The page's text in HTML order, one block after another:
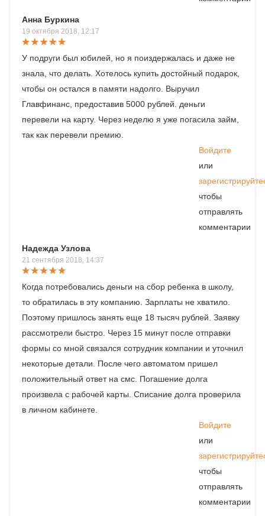
Анна Буркина
19 октября 2018, 12:17
У подруги был юбилей, но я поиздержалась и даже не
знала, что делать. Хотелось купить достойный подарок,
чтобы он остался в памяти надолго. Выручил
Главфинанс, предоставив 5000 рублей. деньги
перевели на карту. Через неделю я уже погасила займ,
так как перевели премию.
Войдите
или
чтобы
отправлять
комментарии
Надежда Узлова
21 сентября 2018, 14:37
Когда потребовались деньги на сбор ребенка в школу,
то обратилась в эту компанию. Зарплаты не хватило.
Поэтому пришлось занять еще 18 тысяч рублей. Заявку
рассмотрели быстро. Через 15 минут после отправки
формы со мной связался сотрудник компании и уточнил
некоторые детали. После чего автоматом пришел
положительный ответ на смс. Погашение долга
произвела с рабочей карты. Списание долга проверила
в личном кабинете.
Войдите
или
чтобы
отправлять
комментарии